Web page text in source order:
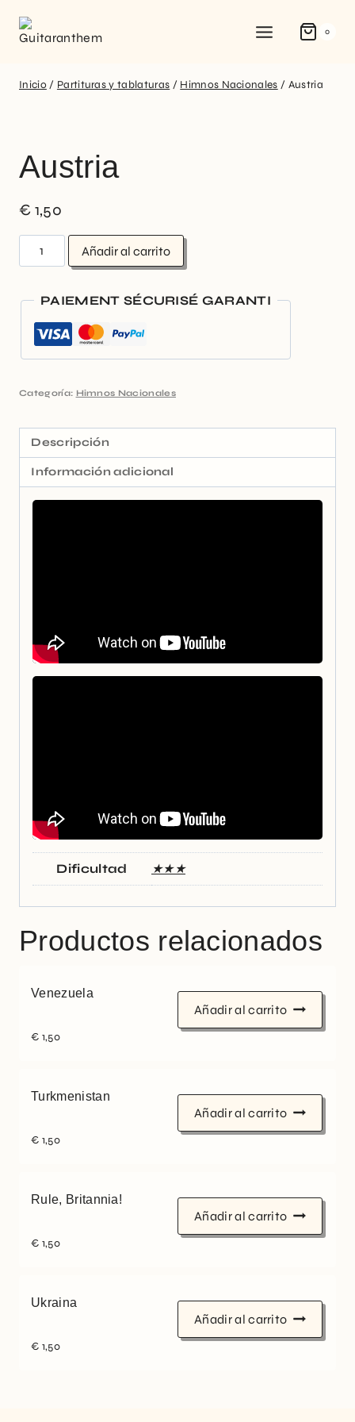
0
Inicio / Partituras y tablaturas / Himnos Nacionales / Austria
Austria
€ 1,50
Añadir al carrito
PAIEMENT SÉCURISÉ GARANTI
Categoría: Himnos Nacionales
Descripción
Información adicional
Dificultad ★★★
Productos relacionados
Venezuela
€ 1,50
Añadir al carrito
Turkmenistan
€ 1,50
Añadir al carrito
Rule, Britannia!
€ 1,50
Añadir al carrito
Ukraina
€ 1,50
Añadir al carrito